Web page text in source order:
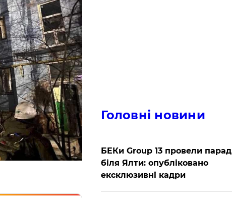
Головні новини
БЕКи Group 13 провели парад
біля Ялти: опубліковано
ексклюзивні кадри